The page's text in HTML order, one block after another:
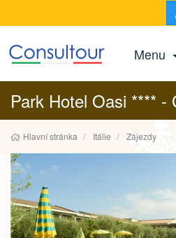
Menu
Park Hotel Oasi **** -
Hlavní stránka Itálie Zájezdy